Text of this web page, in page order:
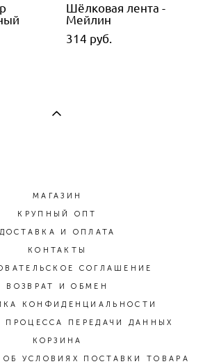
Шёлковая лента -
Мейлин
314 pуб.
МАГАЗИН
КРУПНЫЙ ОПТ
ДОСТАВКА И ОПЛАТА
КОНТАКТЫ
СОГЛАШЕНИЕ
ВОЗВРАТ И ОБМЕН
КОНФИДЕНЦИАЛЬНОСТИ
ПРОЦЕССА ПЕРЕДАЧИ ДАННЫХ
КОРЗИНА
УСЛОВИЯХ ПОСТАВКИ ТОВАРА